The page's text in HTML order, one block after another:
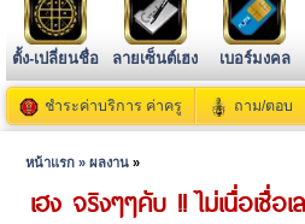
ตั้ง-เปลี่ยนชื่อ ลายเซ็นต์เฮง เบอร์มงคล
ชำระค่าบริการ ค่าครู ถาม/ตอบ
หน้าแรก »ผลงาน »
เฮง จริงๆๆคับ !! ไม่เนื่อเชื่